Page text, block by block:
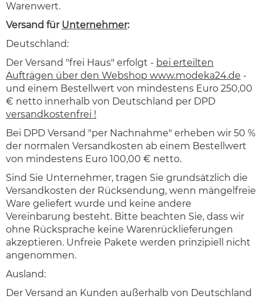
Warenwert.
Versand für Unternehmer:
Deutschland:
Der Versand "frei Haus" erfolgt - bei erteilten
Aufträgen über den Webshop www.modeka24.de -
und einem Bestellwert von mindestens Euro 250,00
€ netto innerhalb von Deutschland per DPD
versandkostenfrei !
Bei DPD Versand "per Nachnahme" erheben wir 50 %
der normalen Versandkosten ab einem Bestellwert
von mindestens Euro 100,00 € netto.
Sind Sie Unternehmer, tragen Sie grundsätzlich die
Versandkosten der Rücksendung, wenn mängelfreie
Ware geliefert wurde und keine andere
Vereinbarung besteht. Bitte beachten Sie, dass wir
ohne Rücksprache keine Warenrücklieferungen
akzeptieren. Unfreie Pakete werden prinzipiell nicht
angenommen.
Ausland:
Der Versand an Kunden außerhalb von Deutschland